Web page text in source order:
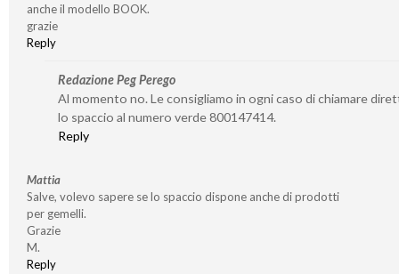
anche il modello BOOK.
grazie
Reply
Redazione Peg Perego
Al momento no. Le consigliamo in ogni caso di chiamare
lo spaccio al numero verde 800147414.
Reply
Mattia
Salve, volevo sapere se lo spaccio dispone anche di prodotti
per gemelli.
Grazie
M.
Reply